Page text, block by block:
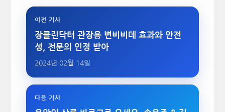
이전 기사
장클린닥터 관장용 변비비데 효과와 안전
성, 전문의 인정 받아
2024년 02월 14일
다음 기사